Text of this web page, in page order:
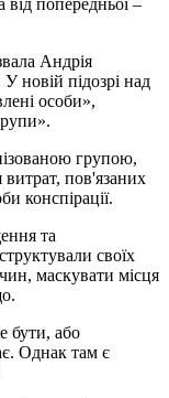
Андрія
новій підозрі над
особи»,
групою,
витрат, пов'язаних
конспірації.
та
своїх
маскувати місця
бути, або
Однак там є